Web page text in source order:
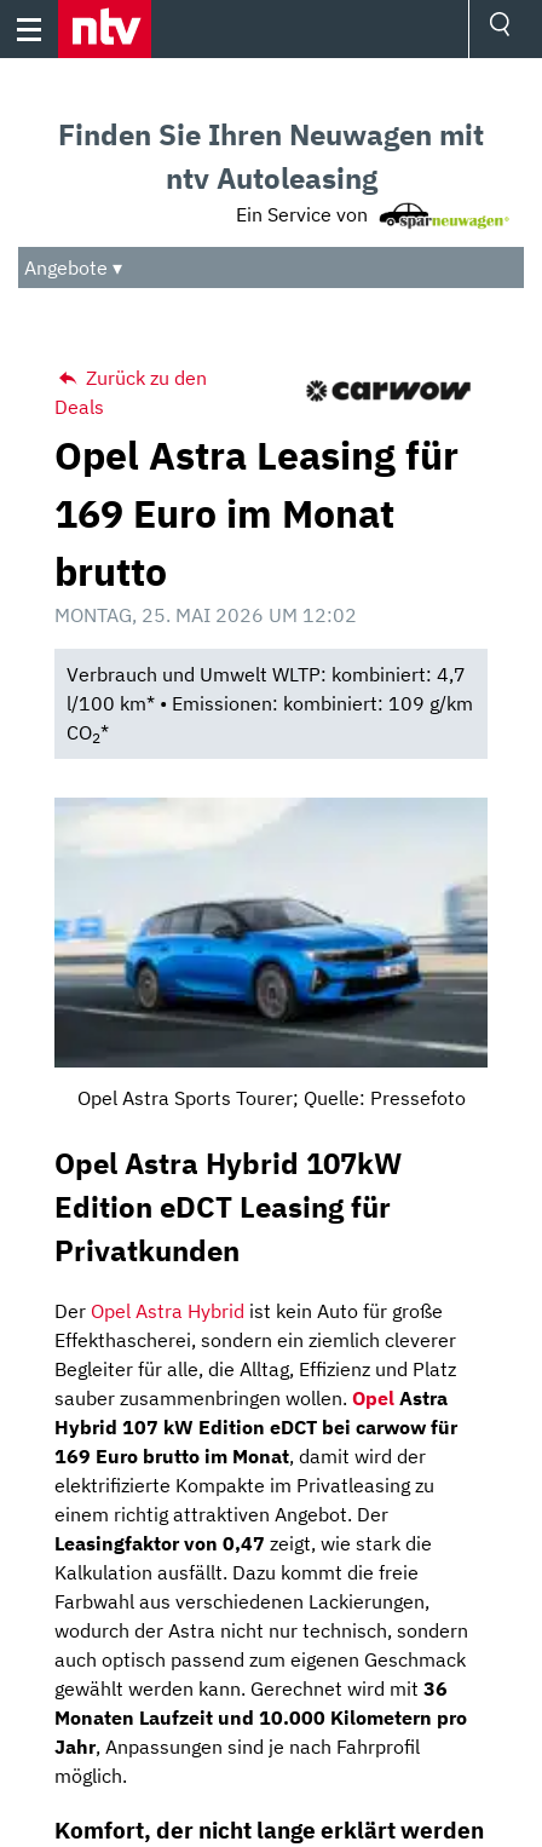
Skip
Audio
Das Beste
Finden Sie Ihren Neuwagen mit
ntv Autoleasing
Ein Service von
Angebote ▾
Zurück zu den
Deals
Opel Astra Leasing für
169 Euro im Monat
brutto
MONTAG, 25. MAI 2026 UM 12:02
Verbrauch und Umwelt WLTP: kombiniert: 4,7
l/100 km* • Emissionen: kombiniert: 109 g/km
CO2*
Opel Astra Sports Tourer; Quelle: Pressefoto
Opel Astra Hybrid 107kW
Edition eDCT Leasing für
Privatkunden
Der Opel Astra Hybrid ist kein Auto für große
Effekthascherei, sondern ein ziemlich cleverer
Begleiter für alle, die Alltag, Effizienz und Platz
sauber zusammenbringen wollen. Opel Astra
Hybrid 107 kW Edition eDCT bei carwow für
169 Euro brutto im Monat, damit wird der
elektrifizierte Kompakte im Privatleasing zu
einem richtig attraktiven Angebot. Der
Leasingfaktor von 0,47 zeigt, wie stark die
Kalkulation ausfällt. Dazu kommt die freie
Farbwahl aus verschiedenen Lackierungen,
wodurch der Astra nicht nur technisch, sondern
auch optisch passend zum eigenen Geschmack
gewählt werden kann. Gerechnet wird mit 36
Monaten Laufzeit und 10.000 Kilometern pro
Jahr, Anpassungen sind je nach Fahrprofil
möglich.
Komfort, der nicht lange erklärt werden